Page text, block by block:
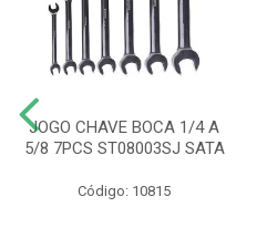
JOGO CHAVE BOCA 1/4 A
5/8 7PCS ST08003SJ SATA
Código: 10815